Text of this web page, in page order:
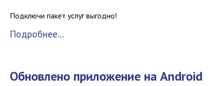
Подключи пакет услуг выгодно!
Подробнее...
Обновлено приложение на Android